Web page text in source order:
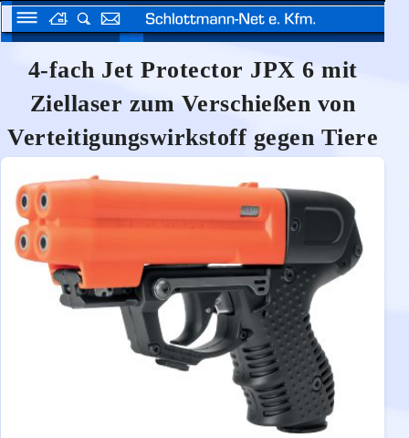
4-fach Jet Protector JPX 6 mit
Ziellaser zum Verschießen von
Verteitigungswirkstoff gegen Tiere